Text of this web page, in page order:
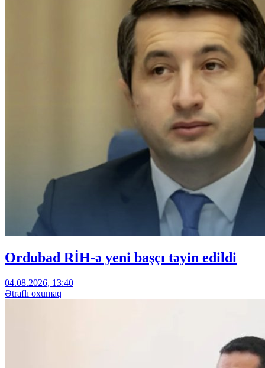
Ordubad RİH-ə yeni başçı təyin edildi
04.08.2026, 13:40
Ətraflı oxumaq